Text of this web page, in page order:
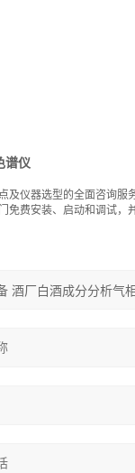
谱仪
及仪器选型的全面咨询
免费安装、启动和调试，